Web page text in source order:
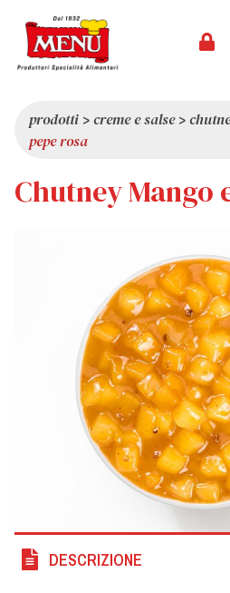
CATALOGO
SERVIZI
ULTIME NOVITÀ
PREMI
RASSEGNA STAMPA
CHI SIAMO
QUALITÀ
VALORI
LAVORA CON NOI
prodotti >creme e salse>
pepe rosa
Chutney Mango
DESCRIZIONE